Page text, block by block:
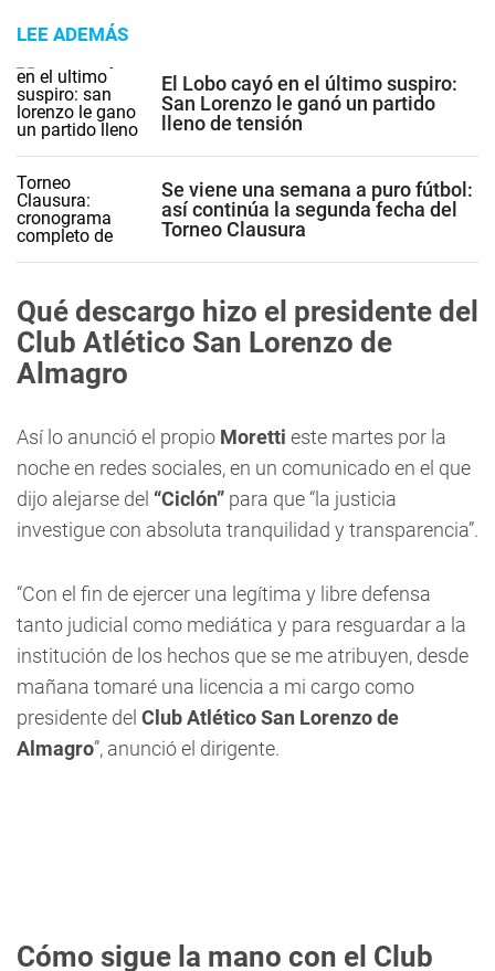
LEE ADEMÁS
El Lobo cayó en el último suspiro:
San Lorenzo le ganó un partido
lleno de tensión
Se viene una semana a puro fútbol:
así continúa la segunda fecha del
Torneo Clausura
Qué descargo hizo el presidente del
Club Atlético San Lorenzo de
Almagro
Así lo anunció el propio Moretti este martes por la
noche en redes sociales, en un comunicado en el que
dijo alejarse del “Ciclón” para que “la justicia
investigue con absoluta tranquilidad y transparencia”.
“Con el fin de ejercer una legítima y libre defensa
tanto judicial como mediática y para resguardar a la
institución de los hechos que se me atribuyen, desde
mañana tomaré una licencia a mi cargo como
presidente del Club Atlético San Lorenzo de
Almagro”, anunció el dirigente.
Cómo sigue la mano con el Club